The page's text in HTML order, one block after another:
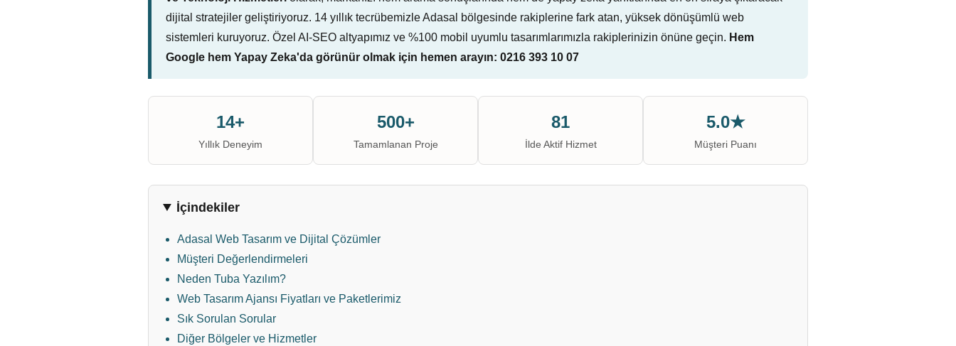
dijital stratejiler geliştiriyoruz. 14 yıllık tecrübemizle Adasal bölgesinde rakiplerine fark atan, yüksek dönüşümlü web
sistemleri kuruyoruz. Özel AI-SEO altyapımız ve %100 mobil uyumlu tasarımlarımızla rakiplerinizin önüne geçin. Hem
Google hem Yapay Zeka'da görünür olmak için hemen arayın: 0216 393 10 07
14+
Yıllık Deneyim
500+
Tamamlanan Proje
81
İlde Aktif Hizmet
5.0★
Müşteri Puanı
İçindekiler
Adasal Web Tasarım ve Dijital Çözümler
Müşteri Değerlendirmeleri
Neden Tuba Yazılım?
Web Tasarım Ajansı Fiyatları ve Paketlerimiz
Sık Sorulan Sorular
Diğer Bölgeler ve Hizmetler